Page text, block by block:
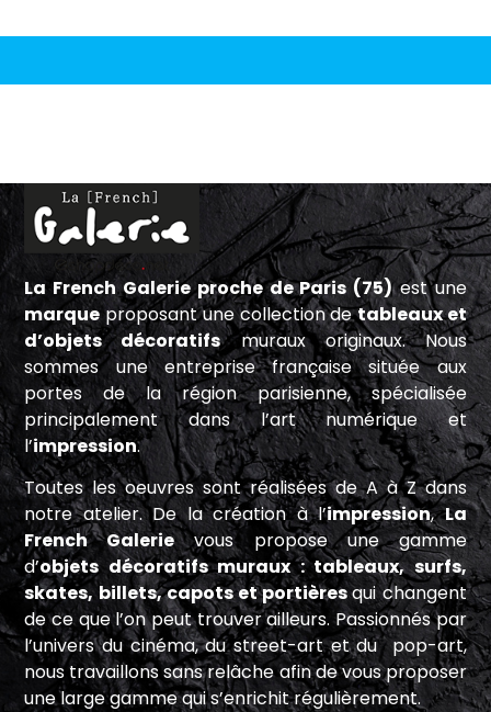
La French Galerie proche de Paris (75)est une
marque proposant une collection detableaux et
d’objets décoratifsmuraux originaux. Nous
sommes une entreprise française située aux
portes de la région parisienne, spécialisée
principalement dans l’art numérique et
l’impression.
Toutes les oeuvres sont réalisées de A à Z dans
notre atelier. De la création à l’impression,La
French Galerievous propose une gamme
d’objets décoratifs muraux : tableaux, surfs,
skates, billets, capots et portièresqui changent
de ce que l’on peut trouver ailleurs. Passionnés par
l’univers du cinéma, du street-art et du pop-art,
nous travaillons sans relâche afin de vous proposer
une large gamme qui s’enrichit régulièrement.